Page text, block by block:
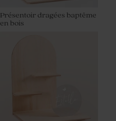
Présentoir dragées baptême
en bois